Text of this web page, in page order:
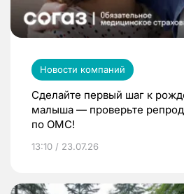
Новости компаний
Сделайте первый шаг к
малыша — проверьте
по ОМС!
13:10 / 23.07.26